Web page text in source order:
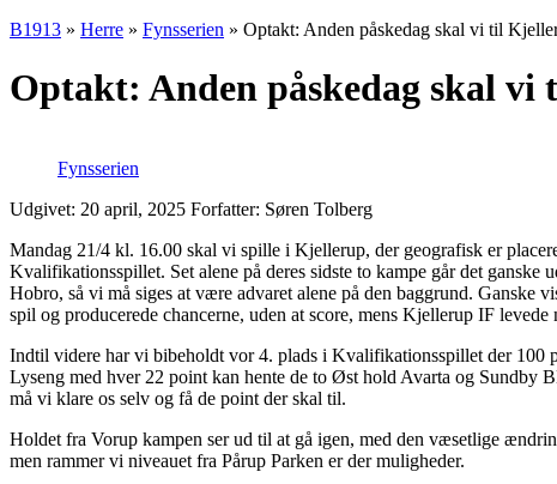
B1913 » Herre » Fynsserien » Optakt: Anden påskedag skal vi til
Optakt: Anden påskedag skal
Fynsserien
Udgivet: 20 april, 2025 Forfatter: Søren Tolberg
Mandag 21/4 kl. 16.00 skal vi spille i Kjellerup, der geografisk er
Kvalifikationsspillet. Set alene på deres sidste to kampe går det
Hobro, så vi må siges at være advaret alene på den baggrund. Ganske
spil og producerede chancerne, uden at score, mens Kjellerup IF
Indtil videre har vi bibeholdt vor 4. plads i Kvalifikationsspillet der
Lyseng med hver 22 point kan hente de to Øst hold Avarta og Sundby
må vi klare os selv og få de point der skal til.
Holdet fra Vorup kampen ser ud til at gå igen, med den væsetlige
men rammer vi niveauet fra Pårup Parken er der muligheder.